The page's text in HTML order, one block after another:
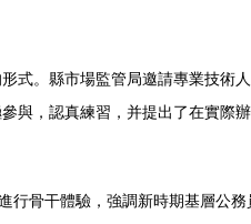
式。縣市場監管局邀請專業技術
與，認真練習，并提出了在實際
行骨干體驗，強調新時期基層公